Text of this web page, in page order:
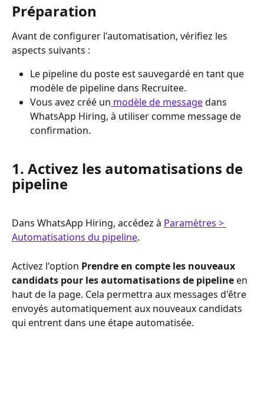
Préparation
Avant de configurer l'automatisation, vérifiez les
aspects suivants :
Le pipeline du poste est sauvegardé en tant que
modèle de pipeline dans Recruitee.
Vous avez créé un modèle de message dans
WhatsApp Hiring, à utiliser comme message de
confirmation.
1. Activez les automatisations de
pipeline
Dans WhatsApp Hiring, accédez à Paramètres >
Automatisations du pipeline.
Activez l'option Prendre en compte les nouveaux
candidats pour les automatisations de pipeline en
haut de la page. Cela permettra aux messages d'être
envoyés automatiquement aux nouveaux candidats
qui entrent dans une étape automatisée.